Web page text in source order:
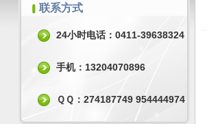
联系方式
24小时电话：0411-39638324
手机：13204070896
ＱＱ：274187749 954444974